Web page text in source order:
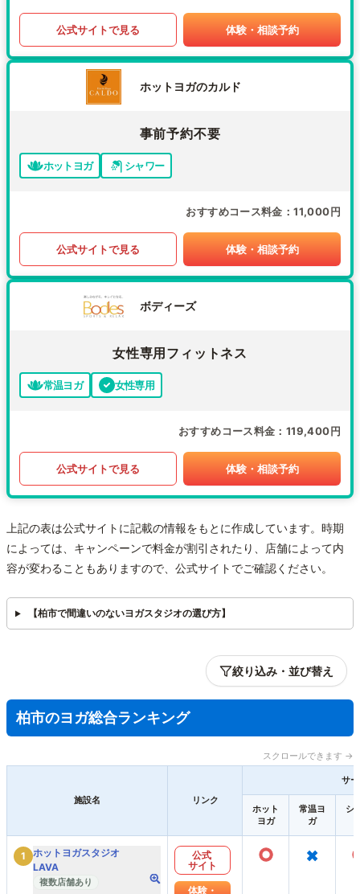
公式サイトで見る 体験・相談予約
ホットヨガのカルド
事前予約不要
ホットヨガ シャワー
おすすめコース料金 11,000円
公式サイトで見る 体験・相談予約
ボディーズ
女性専用フィットネス
常温ヨガ 女性専用
おすすめコース料金 119,400円
公式サイトで見る 体験・相談予約
上記の表は公式サイトに記載の情報をもとに作成しています。時期
によっては、キャンペーンで料金が割引されたり、店舗によって内
容が変わることもありますので、公式サイトでご確認ください。
【柏市で間違いのないヨガスタジオの選び方】
絞り込み・並び替え
柏市のヨガ総合ランキング
スクロールできます →
施設名 リンク
サ
ホット
ヨガ
常温ヨ
ガ
シ
1
ホットヨガスタジオ
LAVA
複数店舗あり
公式
サイト
体験・
○ ×